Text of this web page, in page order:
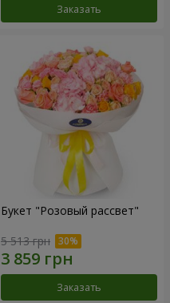
Заказать
Букет "Розовый рассвет"
5 513 грн
Заказать